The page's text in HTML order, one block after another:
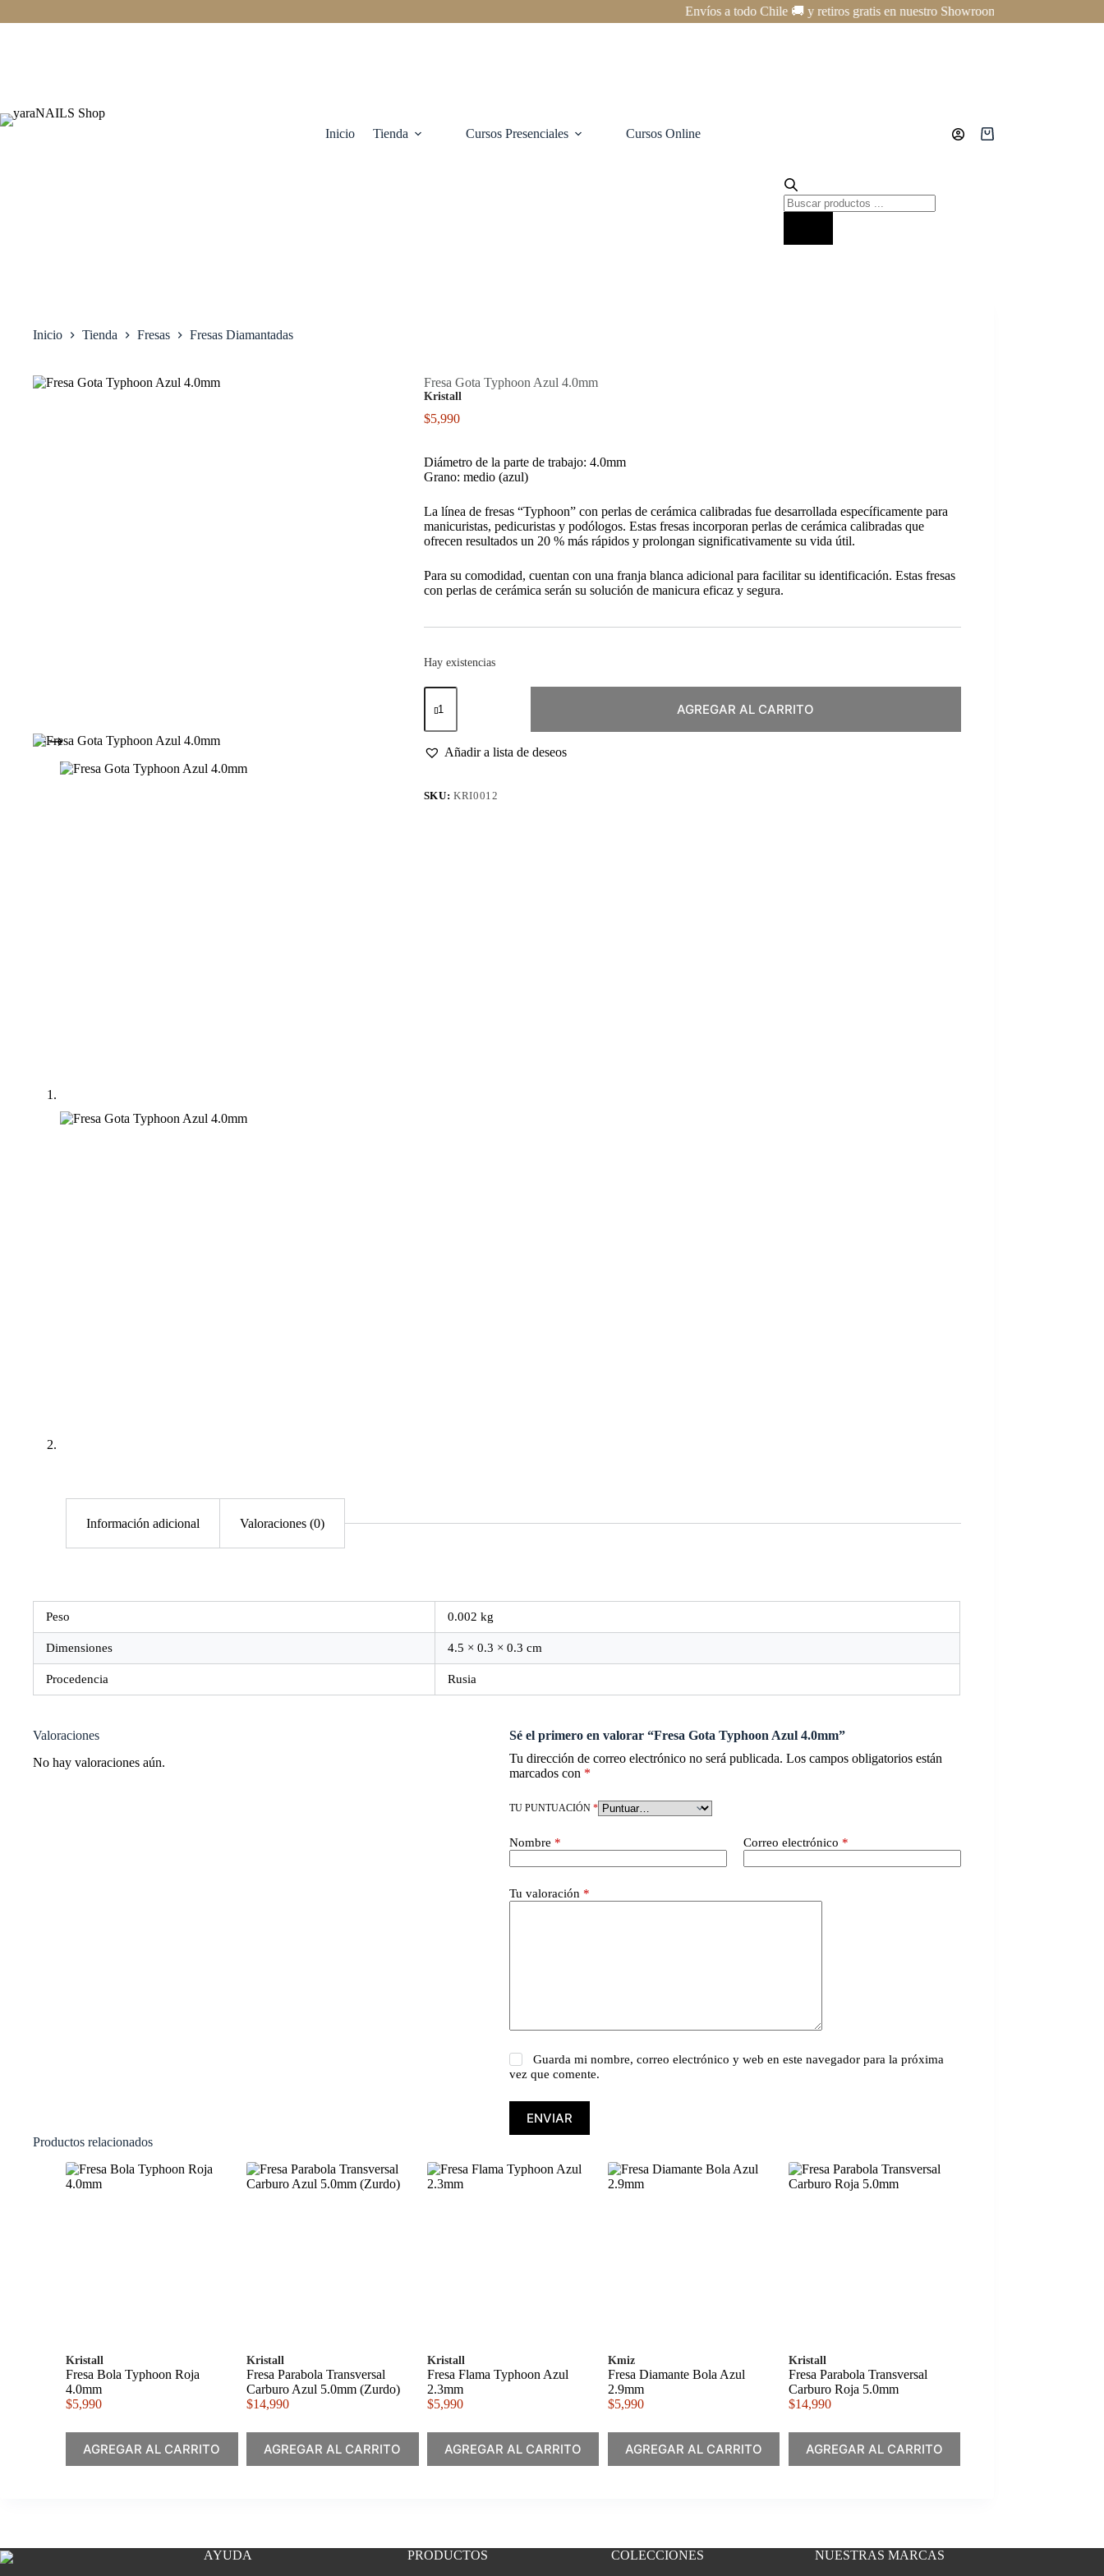
al
Envíos a todo Chile 🚚 y retiros gratis en nuestro Showroom en Providencia ✨ |
Inicio Tienda Cursos Presenciales Cursos Online
Búsqueda
de
Carro
Inicio Tienda Fresas Fresas Diamantadas
Fresa Gota Typhoon Azul 4.0mm
Kristall
$5,990
Diámetro de la parte de trabajo: 4.0mm
Grano: medio (azul)
La línea de fresas “Typhoon” con perlas de cerámica calibradas fue desarrollada específicamente para
manicuristas, pedicuristas y podólogos. Estas fresas incorporan perlas de cerámica calibradas que
ofrecen resultados un 20 % más rápidos y prolongan significativamente su vida útil.
Para su comodidad, cuentan con una franja blanca adicional para facilitar su identificación. Estas fresas
con perlas de cerámica serán su solución de manicura eficaz y segura.
Hay existencias
Fresa
Gota
Azul
4.0mm
cantidad
AGREGAR AL CARRITO
Añadir a lista de deseos
SKU:KRI0012
Información adicional Valoraciones (0)
Peso 0.002 kg
Dimensiones 4.5 × 0.3 × 0.3 cm
Procedencia Rusia
Valoraciones
No hay valoraciones aún.
Sé el primero en valorar “Fresa Gota Typhoon Azul 4.0mm”
Tu dirección de correo electrónico no será publicada. Los campos obligatorios están
marcados con *
TU PUNTUACIÓN *
Nombre * Correo electrónico *
Tu valoración *
Guarda mi nombre, correo electrónico y web en este navegador para la próxima
vez que comente.
ENVIAR
Productos relacionados
Kristall
Fresa Bola Typhoon Roja
4.0mm
$5,990
AGREGAR AL CARRITO
Kristall
Fresa Parabola Transversal
Carburo Azul 5.0mm (Zurdo)
$14,990
AGREGAR AL CARRITO
Kristall
Fresa Flama Typhoon Azul
2.3mm
$5,990
AGREGAR AL CARRITO
Kmiz
Fresa Diamante Bola Azul
2.9mm
$5,990
AGREGAR AL CARRITO
Kristall
Fresa Parabola Transversal
Carburo Roja 5.0mm
$14,990
AGREGAR AL CARRITO
AYUDA
PRODUCTOS
COLECCIONES
NUESTRAS MARCAS